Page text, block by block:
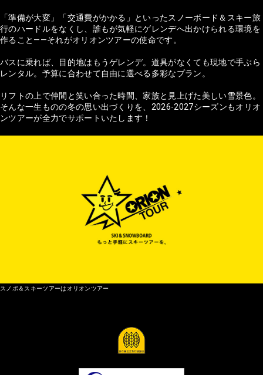
「準備が大変」「交通費がかかる」といったスノーボード＆スキー旅
行のハードルをなくし、誰もが気軽にゲレンデへ出かけられる環境を
作ること——それがオリオンツアーの使命です。
バスに乗れば、目的地はもうゲレンデ。道具がなくても現地で手ぶら
レンタル。予算に合わせて自由に選べる多彩なプラン。
リフトの上で仲間と笑い合った時間、家族と見上げた美しい雪景色。
そんな一生ものの冬の思い出づくりを、2026-2027シーズンもオリオ
ンツアーが全力でサポートいたします！
スノボ＆スキーツアーはオリオンツアー